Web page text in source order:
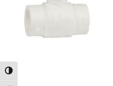
Toggle High Contrast